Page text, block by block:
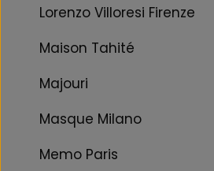
Lorenzo Villoresi Firenze
Maison Tahité
Majouri
Masque Milano
Memo Paris